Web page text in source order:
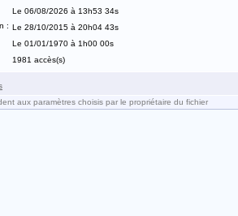
Le 06/08/2026 à 13h53 34s
: Le 28/10/2015 à 20h04 43s
Le 01/01/1970 à 1h00 00s
1981 accès(s)
aux paramètres choisis par le propriétaire du fichier